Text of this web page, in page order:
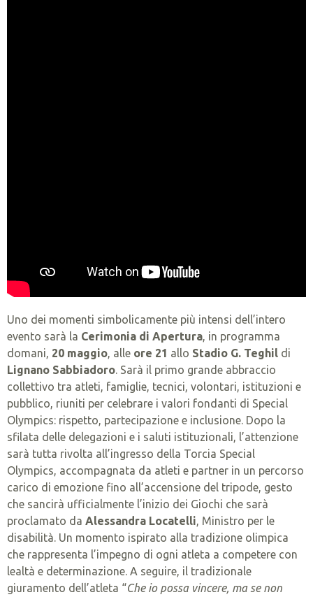
Uno dei momenti simbolicamente più intensi dell’intero
evento sarà la Cerimonia di Apertura, in programma
domani, 20 maggio, alle ore 21 allo Stadio G. Teghil di
Lignano Sabbiadoro. Sarà il primo grande abbraccio
collettivo tra atleti, famiglie, tecnici, volontari, istituzioni e
pubblico, riuniti per celebrare i valori fondanti di Special
Olympics: rispetto, partecipazione e inclusione. Dopo la
sfilata delle delegazioni e i saluti istituzionali, l’attenzione
sarà tutta rivolta all’ingresso della Torcia Special
Olympics, accompagnata da atleti e partner in un percorso
carico di emozione fino all’accensione del tripode, gesto
che sancirà ufficialmente l’inizio dei Giochi che sarà
proclamato da Alessandra Locatelli, Ministro per le
disabilità. Un momento ispirato alla tradizione olimpica
che rappresenta l’impegno di ogni atleta a competere con
lealtà e determinazione. A seguire, il tradizionale
giuramento dell’atleta “Che io possa vincere, ma se non